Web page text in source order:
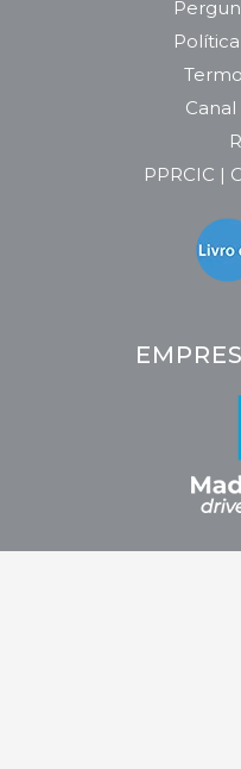
PPRCIC |